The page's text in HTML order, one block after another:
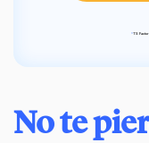
*TS
No te